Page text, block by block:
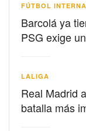
FÚTBOL
Barcolá ya
PSG exige
LALIGA
Real Madrid
batalla más